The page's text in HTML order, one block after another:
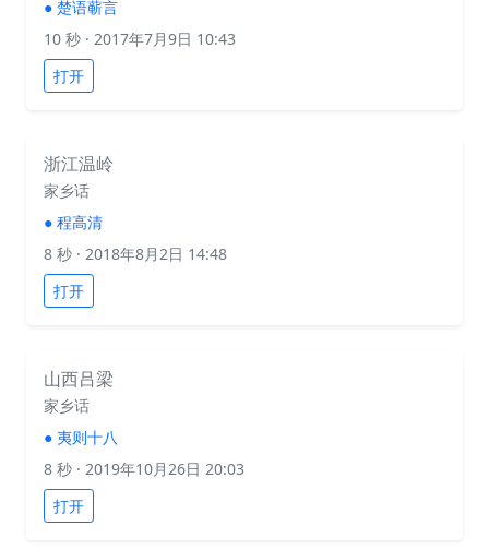
● 楚语蕲言
10 秒 · 2017年7月9日 10:43
打开
浙江温岭
家乡话
● 程高清
8 秒 · 2018年8月2日 14:48
打开
山西吕梁
家乡话
● 夷则十八
8 秒 · 2019年10月26日 20:03
打开